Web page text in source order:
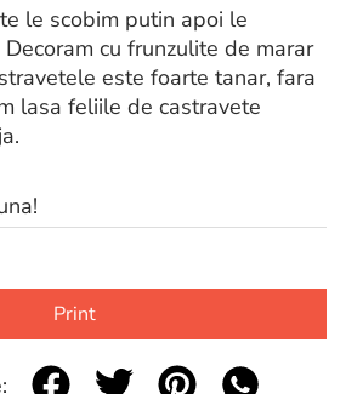
le scobim putin apoi le
cu frunzulite de marar
este foarte tanar, fara
lasa feliile de castravete
Print